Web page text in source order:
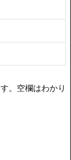
。空欄はわかり